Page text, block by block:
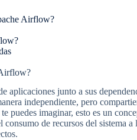
Airflow?
aplicaciones junto a sus
independiente, pero
puedes imaginar, esto es un
de recursos del sistema